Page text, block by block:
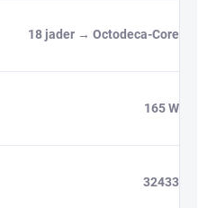
18 jader → Octodeca-Core
165 W
32433